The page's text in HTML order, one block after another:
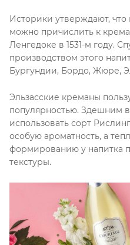
Историки утверждают,
можно причислить к
Ленгедоке в 1531-м году.
производством этого
Бургундии, Бордо, Жюре,
Эльзасские креманы
популярностью. Здешним
использовать сорт
особую ароматность, а
формированию у напитка
текстуры.